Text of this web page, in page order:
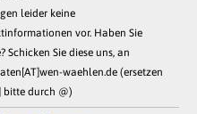
leider keine
vor. Haben Sie
Schicken Sie diese uns, an
waehlen.de (ersetzen
bitte durch @)